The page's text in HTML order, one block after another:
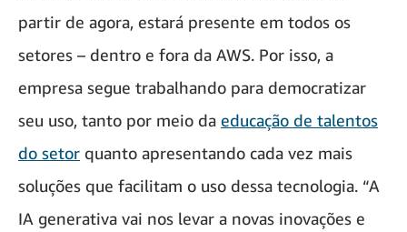
partir de agora, estará presente em todos os
setores – dentro e fora da AWS. Por isso, a
empresa segue trabalhando para democratizar
seu uso, tanto por meio da educação de talentos
do setor quanto apresentando cada vez mais
soluções que facilitam o uso dessa tecnologia. “A
IA generativa vai nos levar a novas inovações e